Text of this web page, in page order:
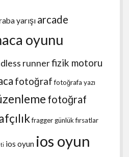
yarışı arcade
oyunu
runnerfizik motoru
fotoğraf fotoğrafa yazı
fotoğraf
fraggergünlük fırsatlar
ios oyun ios oyun